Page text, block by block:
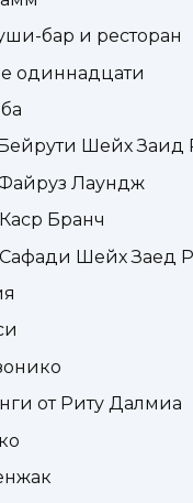
бар и ресторан
одиннадцати
Шейх Заид
Лаундж
Бранч
Шейх Заед
от Риту Далмиа